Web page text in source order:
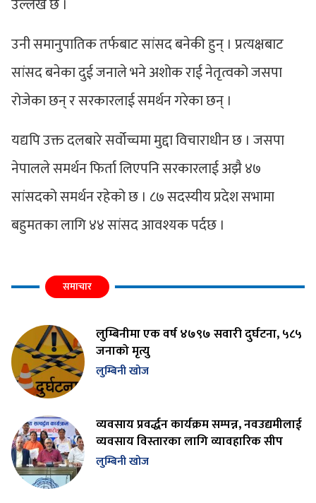
उनी समानुपातिक तर्फबाट सांसद बनेकी हुन् । प्रत्यक्षबाट
सांसद बनेका दुई जनाले भने अशोक राई नेतृत्वको जसपा
रोजेका छन् र सरकारलाई समर्थन गरेका छन् ।
यद्यपि उक्त दलबारे सर्वोच्चमा मुद्दा विचाराधीन छ । जसपा
नेपालले समर्थन फिर्ता लिएपनि सरकारलाई अझै ४७
सांसदको समर्थन रहेको छ । ८७ सदस्यीय प्रदेश सभामा
बहुमतका लागि ४४ सांसद आवश्यक पर्दछ ।
समाचार
लुम्बिनीमा एक वर्ष ४७९७ सवारी दुर्घटना, ५८५
जनाको मृत्यु
लुम्बिनी खोज
व्यवसाय प्रवर्द्धन कार्यक्रम सम्पन्न, नवउद्यमीलाई
व्यवसाय विस्तारका लागि व्यावहारिक सीप
लुम्बिनी खोज